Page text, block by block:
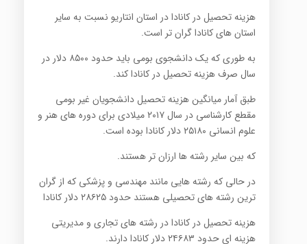
هزینه تحصیل در کانادا در استان انتاریو نسبت به سایر
استان های کانادا گران تر است.
به طوری که یک دانشجوی بومی باید حدود ۸۵۰۰ دلار در
سال صرف هزینه تحصیل در کانادا کند.
طبق آمار میانگین هزینه تحصیل دانشجویان غیر بومی
مقطع کارشناسی در سال ۲۰۱۷ میلادی برای دوره های هنر و
علوم انسانی ۲۵۱۸۰ دلار کانادا بوده است.
که بین سایر رشته ها ارزان تر هستند.
در حالی که رشته هایی مانند مهندسی و پزشکی که از گران
ترین رشته های تحصیلی هستند حدود ۲۸۶۲۵ دلار کانادا
هزینه تحصیل در کانادا در رشته های تجاری و مدیریتی
هزینه ای حدود ۲۴۶۸۳ دلار کانادا دارند.